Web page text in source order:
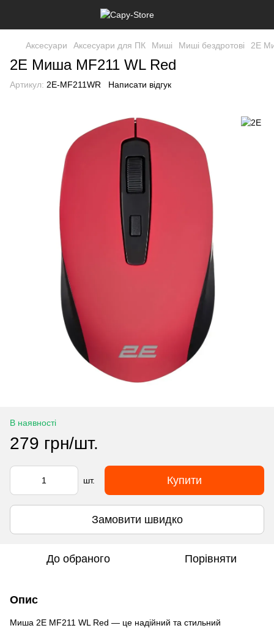
Аксесуари Аксесуари для ПК Миші Миші бездротові 2E
2E Миша MF211 WL Red
Артикул: 2E-MF211WR Написати відгук
В наявності
279 грн/шт.
шт. Купити
Замовити швидко
До обраного Порівняти
Опис
Миша 2E MF211 WL Red — це надійний та стильний